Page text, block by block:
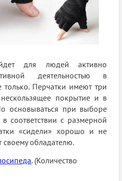
для людей активно
деятельностью в
Перчатки имеют три
покрытие и в
основываться при выборе
соответствии с размерной
«сидели» хорошо и не
своему обладателю.
. (Количество